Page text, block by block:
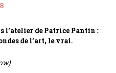
l’atelier de Patrice Pantin :
de l’art, le vrai.